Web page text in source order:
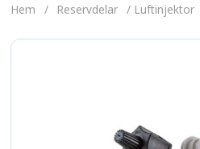
Hem / Reservdelar / Luftinjektor